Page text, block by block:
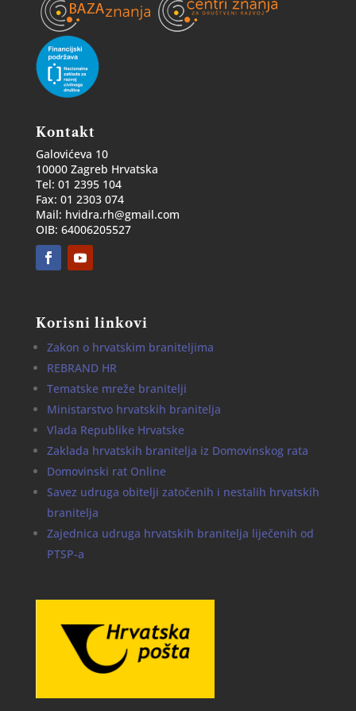
Kontakt
Galovićeva 10
10000 Zagreb Hrvatska
Tel: 01 2395 104
Fax: 01 2303 074
Mail: hvidra.rh@gmail.com
OIB: 64006205527
Korisni linkovi
Zakon o hrvatskim braniteljima
REBRAND HR
Tematske mreže branitelji
Ministarstvo hrvatskih branitelja
Vlada Republike Hrvatske
Zaklada hrvatskih branitelja iz Domovinskog rata
Domovinski rat Online
Savez udruga obitelji zatočenih i nestalih hrvatskih
branitelja
Zajednica udruga hrvatskih branitelja liječenih od
PTSP-a